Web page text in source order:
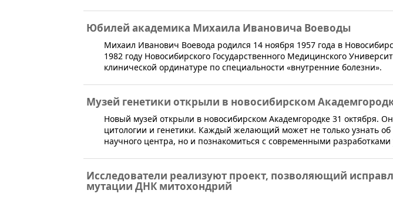
Юбилей академика Михаила Ивановича Воеводы
​Михаил Иванович Воевода родился 14 ноября 1957 года в
1982 году Новосибирского Государственного Медицинского
клинической ординатуре по специальности «внутренние болезни».
Музей генетики открыли в новосибирском
​Новый музей открыли в новосибирском Академгородке 31 октября.
цитологии и генетики. Каждый желающий может не только узнать об
научного центра, но и познакомиться с современными
Исследователи реализуют проект, позволяющий
мутации ДНК митохондрий